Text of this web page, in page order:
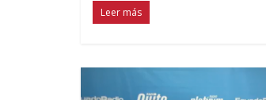
Leer más